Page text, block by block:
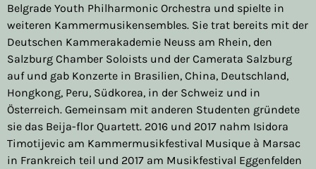
Belgrade Youth Philharmonic Orchestra und spielte in
weiteren Kammermusikensembles. Sie trat bereits mit der
Deutschen Kammerakademie Neuss am Rhein, den
Salzburg Chamber Soloists und der Camerata Salzburg
auf und gab Konzerte in Brasilien, China, Deutschland,
Hongkong, Peru, Südkorea, in der Schweiz und in
Österreich. Gemeinsam mit anderen Studenten gründete
sie das Beija-flor Quartett. 2016 und 2017 nahm Isidora
Timotijevic am Kammermusikfestival Musique à Marsac
in Frankreich teil und 2017 am Musikfestival Eggenfelden